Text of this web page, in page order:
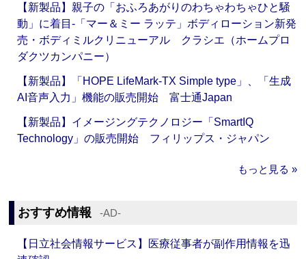
【新製品】親子の「おふろあがりのわちゃわちゃひと騒
動」に着目‐「マー＆ミー ラッテ」ボディローション新発
売・ボディミルクリニューアル クラシエ（ホームプロ
ダクツカンパニー）
【新製品】「HOPE LifeMark-TX Simple type」、「生成
AI音声入力」機能の販売開始 富士通Japan
【新製品】イメージングテクノロジー「SmartIQ
Technology」の販売開始 フィリップス・ジャパン
もっと見る »
おすすめ情報 ‐AD‐
【日立社会情報サービス】医療従事者が副作用情報を迅